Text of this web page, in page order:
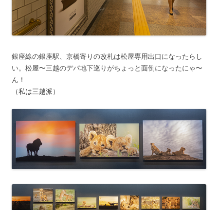
銀座線の銀座駅、京橋寄りの改札は松屋専用出口になったらし
い。松屋〜三越のデパ地下巡りがちょっと面倒になったにゃ〜
ん！
（私は三越派）